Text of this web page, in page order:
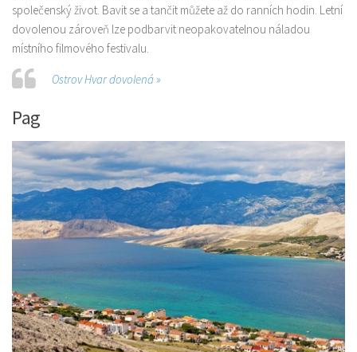
společenský život. Bavit se a tančit můžete až do ranních hodin. Letní
dovolenou zároveň lze podbarvit neopakovatelnou náladou
místního filmového festivalu.
Ostrov Hvar dovolená »
Pag